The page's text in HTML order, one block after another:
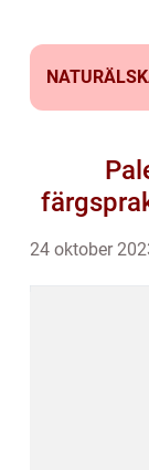
24 oktober